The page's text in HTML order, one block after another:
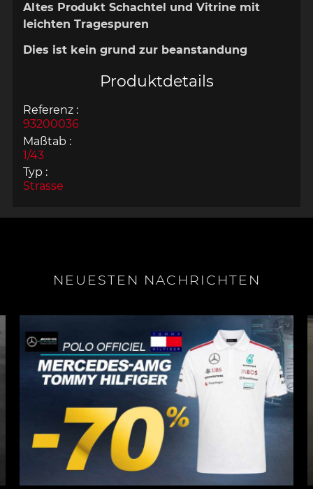
Altes Produkt Schachtel und Vitrine mit
leichten Tragespuren
Dies ist kein grund zur beanstandung
Produktdetails
Referenz :
93200036
Maßtab :
1/43
Typ :
Strasse
NEUESTEN NACHRICHTEN